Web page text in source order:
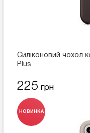
Силіконовий чохол
Plus
225 грн
НОВИНКА